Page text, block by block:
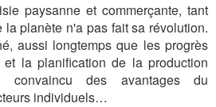
paysanne et commerçante, tant
planète n'a pas fait sa révolution.
aussi longtemps que les progrès
la planification de la production
convaincu des avantages du
individuels…